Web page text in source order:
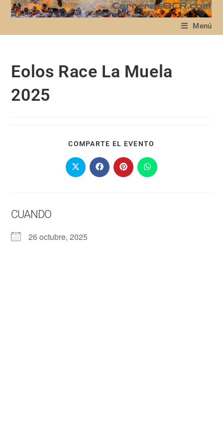
Menú
Eolos Race La Muela
2025
COMPARTE EL EVENTO
CUANDO
26 octubre, 2025